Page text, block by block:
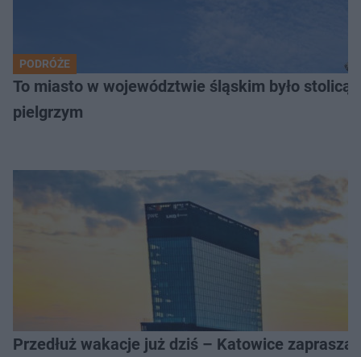
PODRÓŻE
To miasto w województwie śląskim było
pielgrzym
Przedłuż wakacje już dziś – Katowice